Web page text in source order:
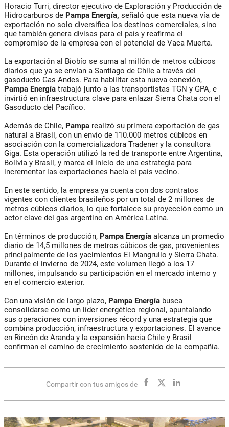
Horacio Turri, director ejecutivo de Exploración y Producción de
Hidrocarburos de Pampa Energía, señaló que esta nueva vía de
exportación no solo diversifica los destinos comerciales, sino
que también genera divisas para el país y reafirma el
compromiso de la empresa con el potencial de Vaca Muerta.
La exportación al Biobío se suma al millón de metros cúbicos
diarios que ya se envían a Santiago de Chile a través del
gasoducto Gas Andes. Para habilitar esta nueva conexión,
Pampa Energía trabajó junto a las transportistas TGN y GPA, e
invirtió en infraestructura clave para enlazar Sierra Chata con el
Gasoducto del Pacífico.
Además de Chile, Pampa realizó su primera exportación de gas
natural a Brasil, con un envío de 110.000 metros cúbicos en
asociación con la comercializadora Tradener y la consultora
Giga. Esta operación utilizó la red de transporte entre Argentina,
Bolivia y Brasil, y marca el inicio de una estrategia para
incrementar las exportaciones hacia el país vecino.
En este sentido, la empresa ya cuenta con dos contratos
vigentes con clientes brasileños por un total de 2 millones de
metros cúbicos diarios, lo que fortalece su proyección como un
actor clave del gas argentino en América Latina.
En términos de producción, Pampa Energía alcanza un promedio
diario de 14,5 millones de metros cúbicos de gas, provenientes
principalmente de los yacimientos El Mangrullo y Sierra Chata.
Durante el invierno de 2024, este volumen llegó a los 17
millones, impulsando su participación en el mercado interno y
en el comercio exterior.
Con una visión de largo plazo, Pampa Energía busca
consolidarse como un líder energético regional, apuntalando
sus operaciones con inversiones récord y una estrategia que
combina producción, infraestructura y exportaciones. El avance
en Rincón de Aranda y la expansión hacia Chile y Brasil
confirman el camino de crecimiento sostenido de la compañía.
Compartir con tus amigos de